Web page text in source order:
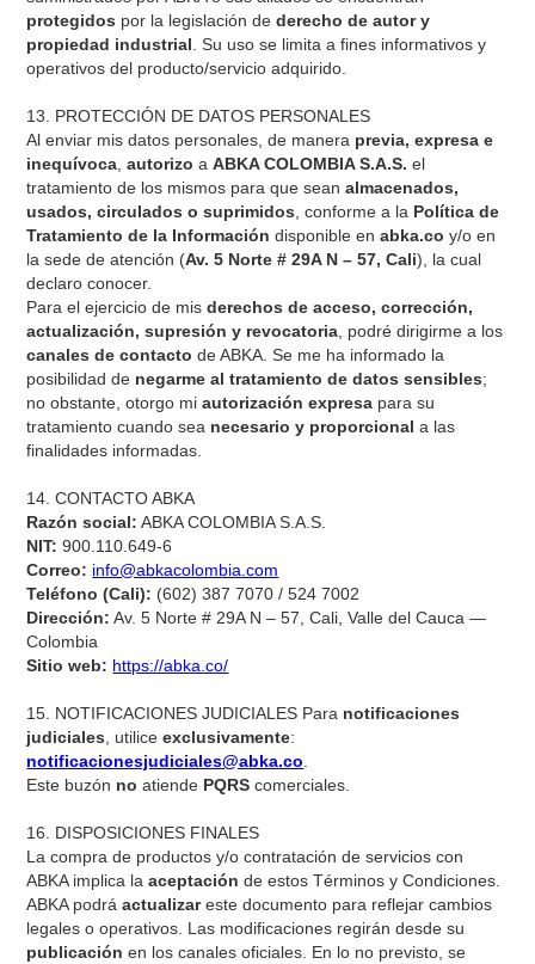
protegidos por la legislación dederecho de autor y
propiedad industrial . Su uso se limita a fines informativos y
operativos del producto/servicio adquirido.
13. PROTECCIÓN DE DATOS PERSONALES
Al enviar mis datos personales, de manera previa, expresa e
inequívoca ,autorizo aABKA COLOMBIA S.A.S. el
tratamiento de los mismos para que seanalmacenados,
usados, circulados o suprimidos , conforme a la Política de
Tratamiento de la Información disponible enabka.co y/o en
la sede de atención (Av. 5 Norte # 29A N – 57, Cali), la cual
declaro conocer.
Para el ejercicio de misderechos de acceso, corrección,
actualización, supresión y revocatoria , podré dirigirme a los
canales de contacto de ABKA. Se me ha informado la
posibilidad de negarme al tratamiento de datos sensibles;
no obstante, otorgo miautorización expresa para su
tratamiento cuando sea necesario y proporcional a las
finalidades informadas.
14. CONTACTO ABKA
Razón social: ABKA COLOMBIA S.A.S.
NIT: 900.110.649-6
Correo: info@abkacolombia.com
Teléfono (Cali): (602) 387 7070 / 524 7002
Dirección: Av. 5 Norte # 29A N – 57, Cali, Valle del Cauca —
Colombia
Sitio web: https://abka.co/
15. NOTIFICACIONES JUDICIALES Para notificaciones
judiciales , utiliceexclusivamente:
notificacionesjudiciales@abka.co
Este buzón no atiende PQRS comerciales.
16. DISPOSICIONES FINALES
La compra de productos y/o contratación de servicios con
ABKA implica laaceptación de estos Términos y Condiciones.
ABKA podráactualizareste documento para reflejar cambios
legales o operativos. Las modificaciones regirán desde su
publicación en los canales oficiales. En lo no previsto, se